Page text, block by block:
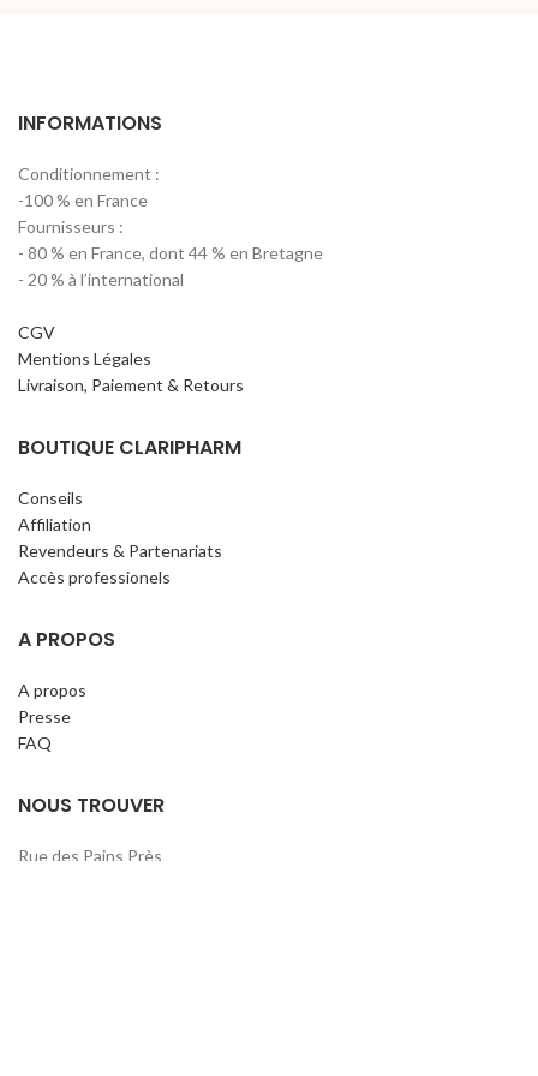
INFORMATIONS
Conditionnement :
-100 % en France
Fournisseurs :
- 80 % en France, dont 44 % en Bretagne
- 20 % à l’international
CGV
Mentions Légales
Livraison, Paiement & Retours
BOUTIQUE CLARIPHARM
Conseils
Affiliation
Revendeurs & Partenariats
Accès professionels
A PROPOS
A propos
Presse
FAQ
NOUS TROUVER
Rue des Pains Près